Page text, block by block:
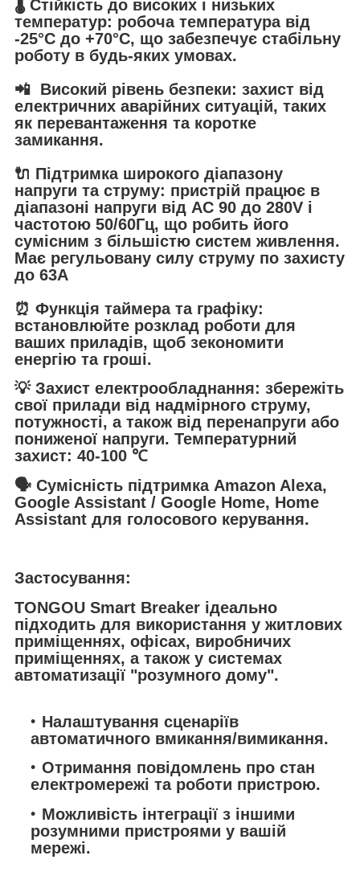
🌡️ Стійкість до високих і низьких
температур: робоча температура від
-25°C до +70°C, що забезпечує стабільну
роботу в будь-яких умовах.
📲 Високий рівень безпеки: захист від
електричних аварійних ситуацій, таких
як перевантаження та коротке
замикання.
🔌 Підтримка широкого діапазону
напруги та струму: пристрій працює в
діапазоні напруги від AC 90 до 280V і
частотою 50/60Гц, що робить його
сумісним з більшістю систем живлення.
Має регульовану силу струму по захисту
до 63А
⏰ Функція таймера та графіку:
встановлюйте розклад роботи для
ваших приладів, щоб зекономити
енергію та гроші.
💡 Захист електрообладнання: збережіть
свої прилади від надмірного струму,
потужності, а також від перенапруги або
пониженої напруги. Температурний
захист: 40-100 ℃
🗣️ Сумісність підтримка Amazon Alexa,
Google Assistant / Google Home, Home
Assistant для голосового керування.
Застосування:
TONGOU Smart Breaker ідеально
підходить для використання у житлових
приміщеннях, офісах, виробничих
приміщеннях, а також у системах
автоматизації "розумного дому".
Налаштування сценаріїв
автоматичного вмикання/вимикання.
Отримання повідомлень про стан
електромережі та роботи пристрою.
Можливість інтеграції з іншими
розумними пристроями у вашій
мережі.